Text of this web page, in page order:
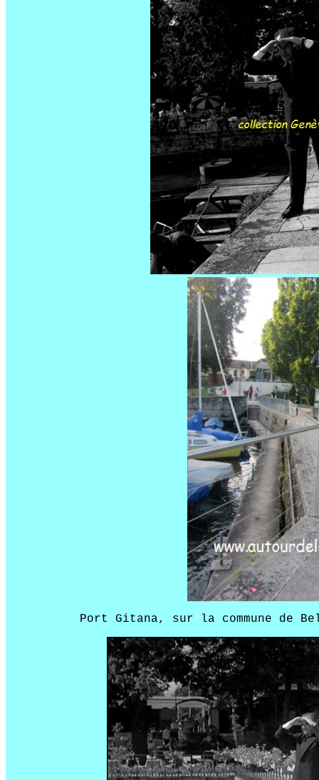
Port Gitana, sur la commune de